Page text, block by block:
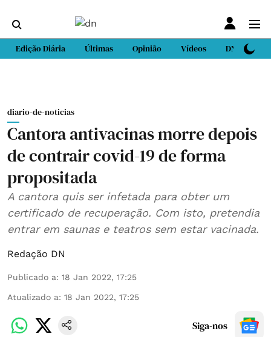
Edição Diária Últimas Opinião Vídeos DN Sport
diario-de-noticias
Cantora antivacinas morre depois
de contrair covid-19 de forma
propositada
A cantora quis ser infetada para obter um
certificado de recuperação. Com isto, pretendia
entrar em saunas e teatros sem estar vacinada.
Redação DN
Publicado a: 18 Jan 2022, 17:25
Atualizado a: 18 Jan 2022, 17:25
Siga-nos